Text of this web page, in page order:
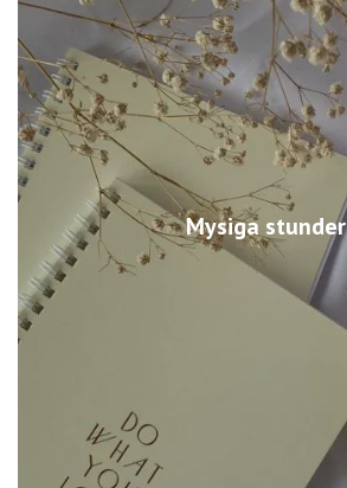
Mysiga stunder